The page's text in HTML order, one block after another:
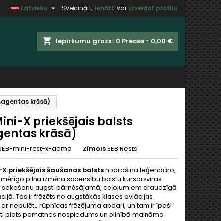
Sveicināti, Ienākt vai Izveidot profilu
Latviešu 
shopping_cart Iepirkumu grozs:: 0 Preces - 0,00 €
krāsā)
X priekšējais balsts
krāsā)
mini-rest-x-demo ZīmolsSEB Rests
X priekšējais šaušanas balstsnodrošina leģendāro,
pilna izmēra sacensību balstu kursorsviras
sekošanu augsti pārnēsājamā, ceļojumiem draudzīgā
Tas ir frēzēts no augstākās klases aviācijas
nepulētu rūpnīcas frēzējuma apdari, un tam ir īpaši
plats pamatnes nospiedums un pilnībā maināma